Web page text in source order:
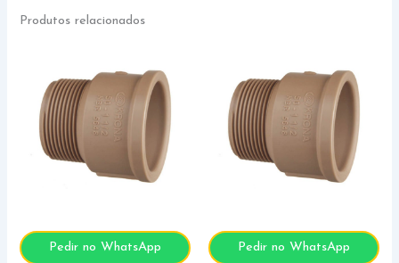
Produtos relacionados
Pedir no WhatsApp Pedir no WhatsApp